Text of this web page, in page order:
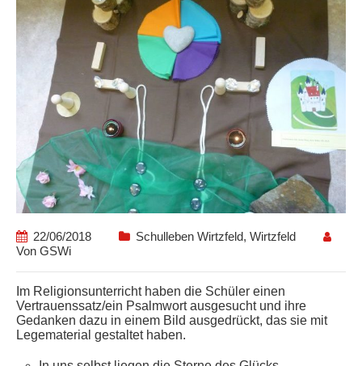
22/06/2018 Schulleben Wirtzfeld, Wirtzfeld
Von GSWi
Im Religionsunterricht haben die Schüler einen
Vertrauenssatz/ein Psalmwort ausgesucht und ihre
Gedanken dazu in einem Bild ausgedrückt, das sie mit
Legematerial gestaltet haben.